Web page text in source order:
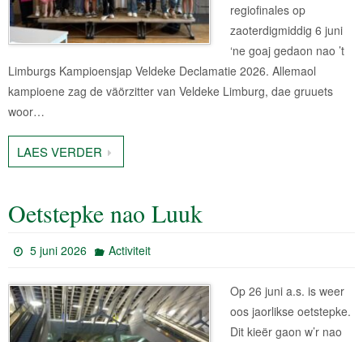
regiofinales op
zaoterdigmiddig 6 juni
‘ne goaj gedaon nao ’t
Limburgs Kampioensjap Veldeke Declamatie 2026. Allemaol
kampioene zag de väörzitter van Veldeke Limburg, dae gruuets
woor…
LAES VERDER
Oetstepke nao Luuk
5 juni 2026 Activiteit
Op 26 juni a.s. is weer
oos jaorlikse oetstepke.
Dit kieër gaon w’r nao